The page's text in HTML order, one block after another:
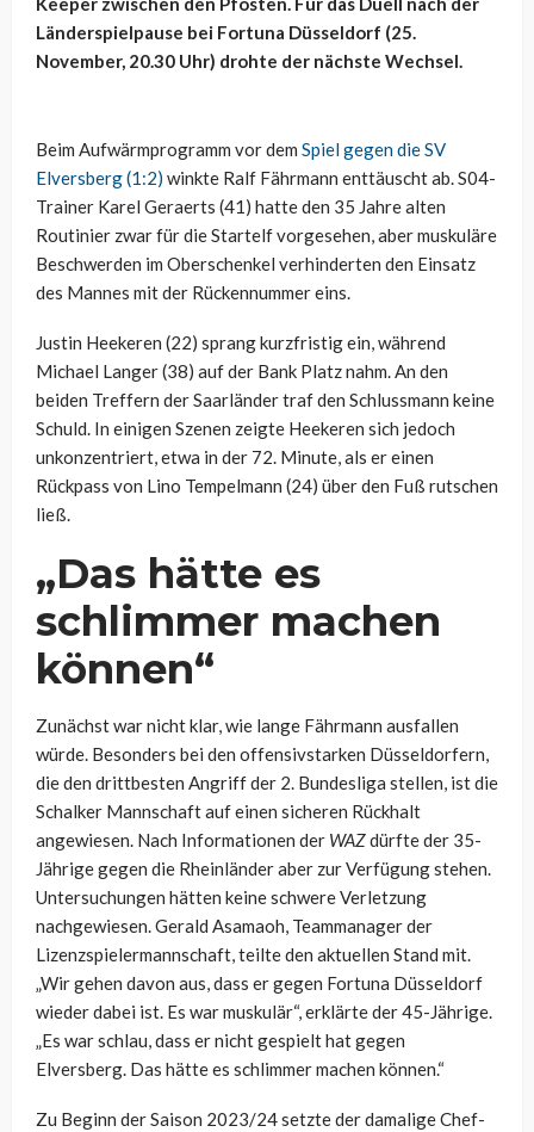
Länderspielpause bei Fortuna Düsseldorf (25.
November, 20.30 Uhr) drohte der nächste Wechsel.
Beim Aufwärmprogramm vor dem Spiel gegen die SV
Elversberg (1:2) winkte Ralf Fährmann enttäuscht ab. S04-
Trainer Karel Geraerts (41) hatte den 35 Jahre alten
Routinier zwar für die Startelf vorgesehen, aber muskuläre
Beschwerden im Oberschenkel verhinderten den Einsatz
des Mannes mit der Rückennummer eins.
Justin Heekeren (22) sprang kurzfristig ein, während
Michael Langer (38) auf der Bank Platz nahm. An den
beiden Treffern der Saarländer traf den Schlussmann keine
Schuld. In einigen Szenen zeigte Heekeren sich jedoch
unkonzentriert, etwa in der 72. Minute, als er einen
Rückpass von Lino Tempelmann (24) über den Fuß rutschen
ließ.
„Das hätte es
schlimmer machen
können“
Zunächst war nicht klar, wie lange Fährmann ausfallen
würde. Besonders bei den offensivstarken Düsseldorfern,
die den drittbesten Angriff der 2. Bundesliga stellen, ist die
Schalker Mannschaft auf einen sicheren Rückhalt
angewiesen. Nach Informationen der WAZdürfte der 35-
Jährige gegen die Rheinländer aber zur Verfügung stehen.
Untersuchungen hätten keine schwere Verletzung
nachgewiesen. Gerald Asamaoh, Teammanager der
Lizenzspielermannschaft, teilte den aktuellen Stand mit.
„Wir gehen davon aus, dass er gegen Fortuna Düsseldorf
wieder dabei ist. Es war muskulär“, erklärte der 45-Jährige.
„Es war schlau, dass er nicht gespielt hat gegen
Elversberg. Das hätte es schlimmer machen können.“
Zu Beginn der Saison 2023/24 setzte der damalige Chef-